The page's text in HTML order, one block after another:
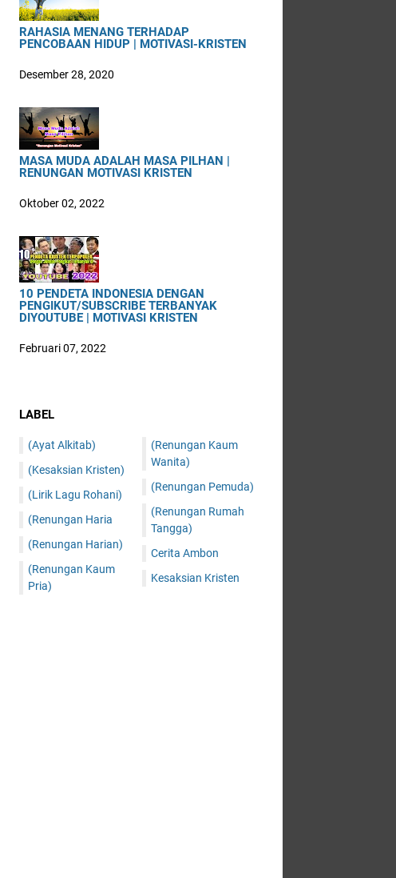
RAHASIA MENANG TERHADAP
PENCOBAAN HIDUP | MOTIVASI-KRISTEN
Desember 28, 2020
MASA MUDA ADALAH MASA PILHAN |
RENUNGAN MOTIVASI KRISTEN
Oktober 02, 2022
10 PENDETA INDONESIA DENGAN
PENGIKUT/SUBSCRIBE TERBANYAK
DIYOUTUBE | MOTIVASI KRISTEN
Februari 07, 2022
LABEL
(Ayat Alkitab)
(Kesaksian Kristen)
(Lirik Lagu Rohani)
(Renungan Haria
(Renungan Harian)
(Renungan Kaum
Pria)
(Renungan Kaum
Wanita)
(Renungan Pemuda)
(Renungan Rumah
Tangga)
Cerita Ambon
Kesaksian Kristen